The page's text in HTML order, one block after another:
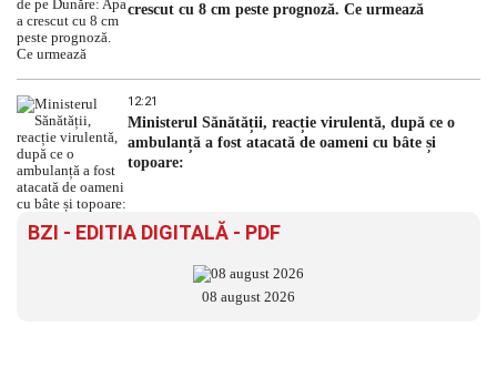
crescut cu 8 cm peste prognoză. Ce urmează
12:21
Ministerul Sănătății, reacție virulentă, după ce o
ambulanță a fost atacată de oameni cu bâte și
topoare:
BZI - EDITIA DIGITALĂ - PDF
08 august 2026